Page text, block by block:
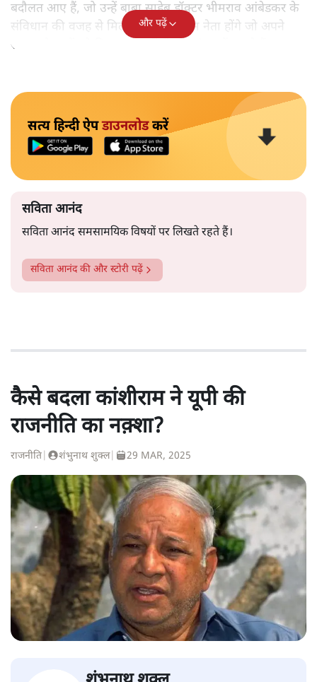
बदौलत आए हैं, जो उन्हें बाबा साहेब डॉक्टर भीमराव आंबेडकर के
संविधान की वजह से मिला। ऐसे बहुत कम नेता होंगे जो अपने
समाज के मुद्दों को विधानसभाओं में और संसद में उठाते हैं।
और पढ़ें
सत्य हिन्दी ऐपडाउनलोडकरें
सविता आनंद
सविता आनंद समसामयिक विषयों पर लिखते रहते हैं।
सविता आनंदकी और स्टोरी पढ़ें
कैसे बदला कांशीराम ने यूपी की
राजनीति का नक़्शा?
राजनीति शंभुनाथ शुक्ल| 29 MAR, 2025